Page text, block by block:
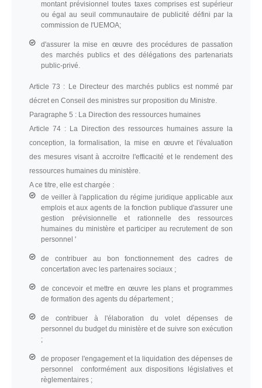
montant prévisionnel toutes taxes comprises est supérieur
ou égal au seuil communautaire de publicité défini par la
commission de I'UEMOA;
d'assurer la mise en œuvre des procédures de passation
des marchés publics et des délégations des partenariats
public-privé.
Article 73 : Le Directeur des marchés publics est nommé par
décret en Conseil des ministres sur proposition du Ministre.
Paragraphe 5 : La Direction des ressources humaines
Article 74 :La Direction des ressources humaines assure la
conception, la formalisation, la mise en œuvre et l'évaluation
des mesures visant à accroitre l'efficacité et le rendement des
ressources humaines du ministère.
A ce titre, elle est chargée :
de veiller à l'application du régime juridique applicable aux
emplois et aux agents de la fonction publique d'assurer une
gestion prévisionnelle et rationnelle des ressources
humaines du ministère et participer au recrutement de son
personnel '
de contribuer au bon fonctionnement des cadres de
concertation avec les partenaires sociaux ;
de concevoir et mettre en œuvre les plans et programmes
de formation des agents du département ;
de contribuer à l'élaboration du volet dépenses de
personnel du budget du ministère et de suivre son exécution
;
de proposer l'engagement et la liquidation des dépenses de
personnel conformément aux dispositions législatives et
règlementaires ;